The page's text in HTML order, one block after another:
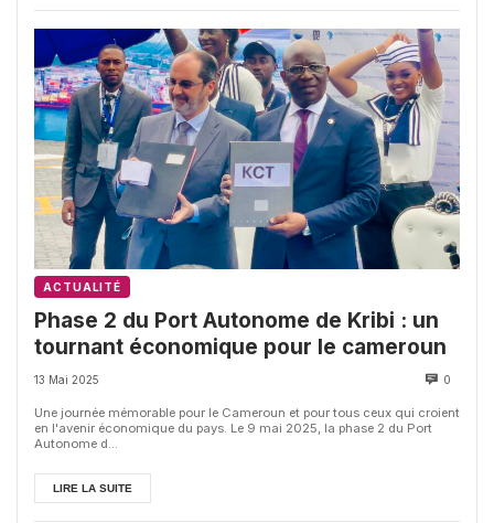
ACTUALITÉ
Phase 2 du Port Autonome de Kribi : un
tournant économique pour le cameroun
13 Mai 2025 0
Une journée mémorable pour le Cameroun et pour tous ceux qui croient
en l'avenir économique du pays. Le 9 mai 2025, la phase 2 du Port
Autonome d...
LIRE LA SUITE